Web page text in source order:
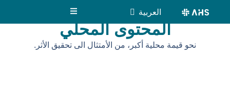
العربيةEnglish
المحتوى المحلي
نحو قيمة محلية أكبر، من الأمتثال الى تحقيق الأثر.